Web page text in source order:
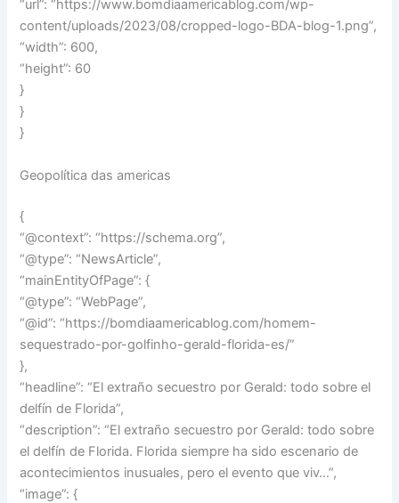
“url”: “https://www.bomdiaamericablog.com/wp-
content/uploads/2023/08/cropped-logo-BDA-blog-1.png”,
“width”: 600,
“height”: 60
}
}
}
Geopolítica das americas
{
“@context”: “https://schema.org”,
“@type”: “NewsArticle”,
“mainEntityOfPage”: {
“@type”: “WebPage”,
“@id”: “https://bomdiaamericablog.com/homem-
sequestrado-por-golfinho-gerald-florida-es/”
},
“headline”: “El extraño secuestro por Gerald: todo sobre el
delfín de Florida”,
“description”: “El extraño secuestro por Gerald: todo sobre
el delfín de Florida. Florida siempre ha sido escenario de
acontecimientos inusuales, pero el evento que viv…”,
“image”: {